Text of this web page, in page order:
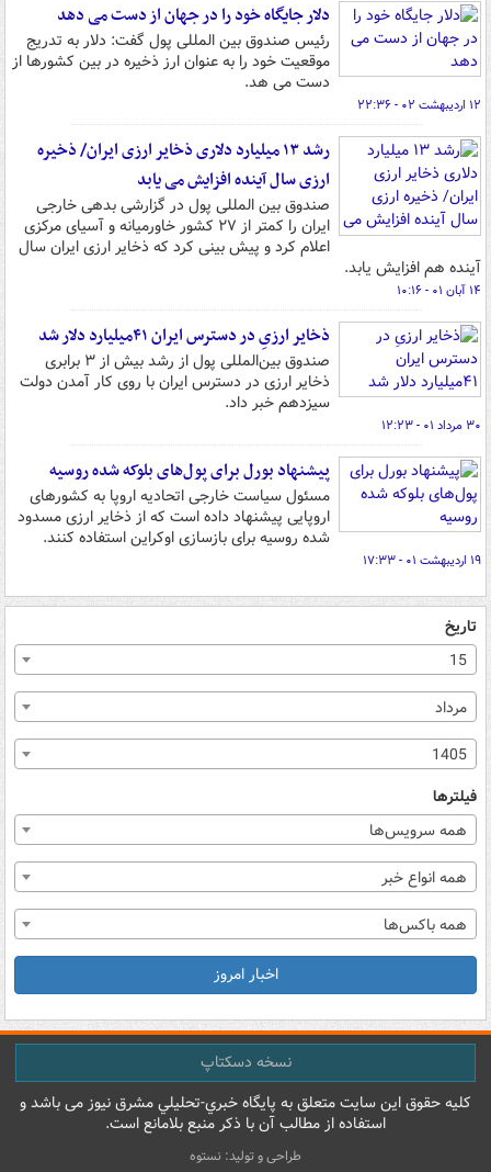
دلار جایگاه خود را در جهان از دست می دهد
رئیس صندوق بین المللی پول گفت: دلار به تدریج
موقعیت خود را به عنوان ارز ذخیره در بین کشورها از
دست می هد.
۱۲ اردیبهشت ۰۲ - ۲۲:۳۶
رشد ۱۳ میلیارد دلاری ذخایر ارزی ایران/ ذخیره
ارزی سال آینده افزایش می یابد
صندوق بین المللی پول در گزارشی بدهی خارجی
ایران را کمتر از ۲۷ کشور خاورمیانه و آسیای مرکزی
اعلام کرد و پیش بینی کرد که ذخایر ارزی ایران سال
آینده هم افزایش یابد.
۱۴ آبان ۰۱ - ۱۰:۱۶
ذخایر ارزیِ در دسترس ایران ۴۱میلیارد دلار شد
صندوق بین‌المللی پول از رشد بیش از ۳ برابری
ذخایر ارزی در دسترس ایران با روی کار آمدن دولت
سیزدهم خبر داد.
۳۰ مرداد ۰۱ - ۱۲:۲۳
پیشنهاد بورل برای پول‌های بلوکه شده روسیه
مسئول سیاست خارجی اتحادیه اروپا به کشورهای
اروپایی پیشنهاد داده است که از ذخایر ارزی مسدود
شده روسیه برای بازسازی اوکراین استفاده کنند.
۱۹ اردیبهشت ۰۱ - ۱۷:۳۳
تاریخ
15
مرداد
1405
فیلترها
همه سرویس‌ها
همه انواع خبر
همه باکس‌ها
اخبار امروز
نسخه دسکتاپ
کليه حقوق اين سايت متعلق به پایگاه خبري-تحليلي مشرق نيوز می باشد و
استفاده از مطالب آن با ذکر منبع بلامانع است.
طراحی و تولید: نستوه